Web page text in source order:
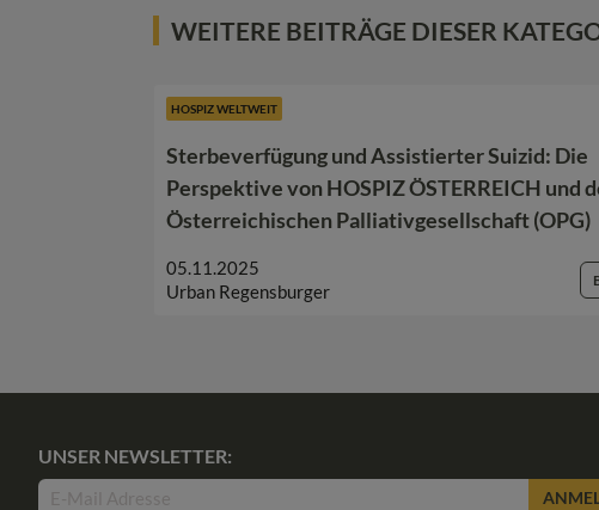
WEITERE BEITRÄGE DIESER
HOSPIZ WELTWEIT
Sterbeverfügung und Assistierter Suizid: Die
Perspektive von HOSPIZ ÖSTERREICH und
Österreichischen Palliativgesellschaft (OPG)
05.11.2025
Urban Regensburger
UNSER NEWSLETTER: